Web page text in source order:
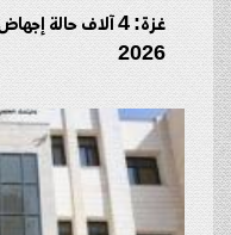
غزة: 4 آلاف حالة
2026